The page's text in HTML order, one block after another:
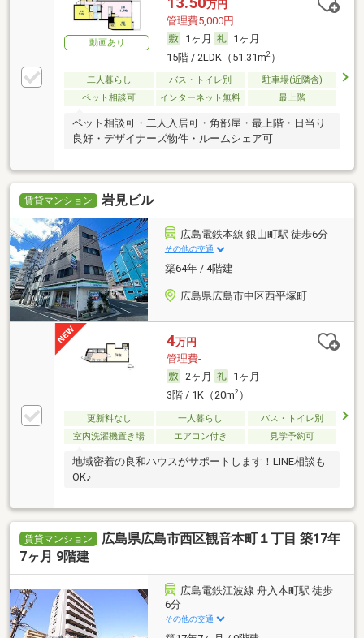
動画あり
万円
管理費5,000円
1ヶ月
1ヶ月
15階 / 2LDK（51.31m2）
二人暮らし バス・トイレ別
駐車場(近隣含)
ペット相談可
インターネット無料 最上階
ペット相談可・二人入居可・角部屋・最上階・日当り
良好・デザイナーズ物件・ルームシェア可
賃貸マンション 岩見ビル
広島電鉄本線 銀山町駅 徒歩6分
その他の交通
築64年 / 4階建
広島県広島市中区西平塚町
4万円
管理費-
2ヶ月
1ヶ月
3階 / 1K（20m2）
更新料なし 一人暮らし
バス・トイレ別
室内洗濯機置き場
エアコン付き 見学予約可
地域密着の良和ハウスがサポートします！LINE相談も
OK♪
賃貸マンション
広島県広島市西区観音本町１丁目 築17年
7ヶ月 9階建
広島電鉄江波線 舟入本町駅 徒歩
6分
その他の交通